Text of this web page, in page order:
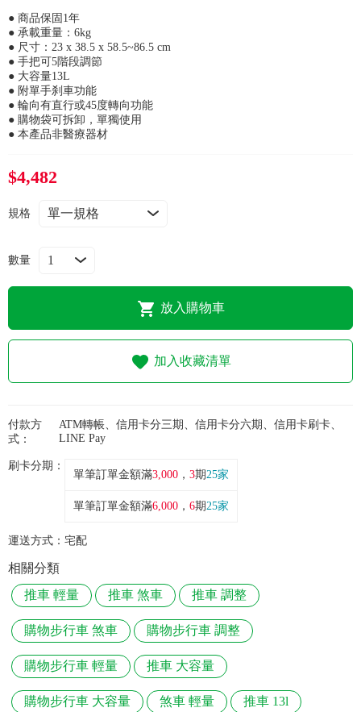
合作提案
購物流程
會員專區
常見問題
● 商品保固1年
● 承載重量：6kg
● 尺寸：23 x 38.5 x 58.5~86.5 cm
● 手把可5階段調節
● 大容量13L
● 附單手刹車功能
● 輪向有直行或45度轉向功能
● 購物袋可拆卸，單獨使用
● 本產品非醫療器材
$4,482
規格
數量
放入購物車
加入收藏清單
付款方
式：
ATM轉帳、信用卡分三期、信用卡分六期、信用卡刷卡、
LINE Pay
刷卡分期：
單筆訂單金額滿3,000 ， 3期25家
單筆訂單金額滿6,000 ， 6期25家
運送方式： 宅配
相關分類
推車 輕量
推車 煞車 推車 調整
購物步行車 煞車 購物步行車 調整
購物步行車 輕量 推車 大容量
購物步行車 大容量 煞車 輕量 推車 13l